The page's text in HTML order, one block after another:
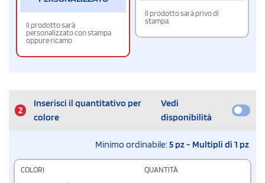
Il prodotto sarà
personalizzato con stampa
oppure ricamo
Il prodotto sarà privo di
stampa.
2
Inserisci il quantitativo per
colore
Vedi
disponibilità
Minimo ordinabile:5 pz - Multipli di 1 pz
COLORI QUANTITÀ